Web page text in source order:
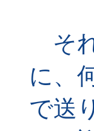
そ
に、
で送